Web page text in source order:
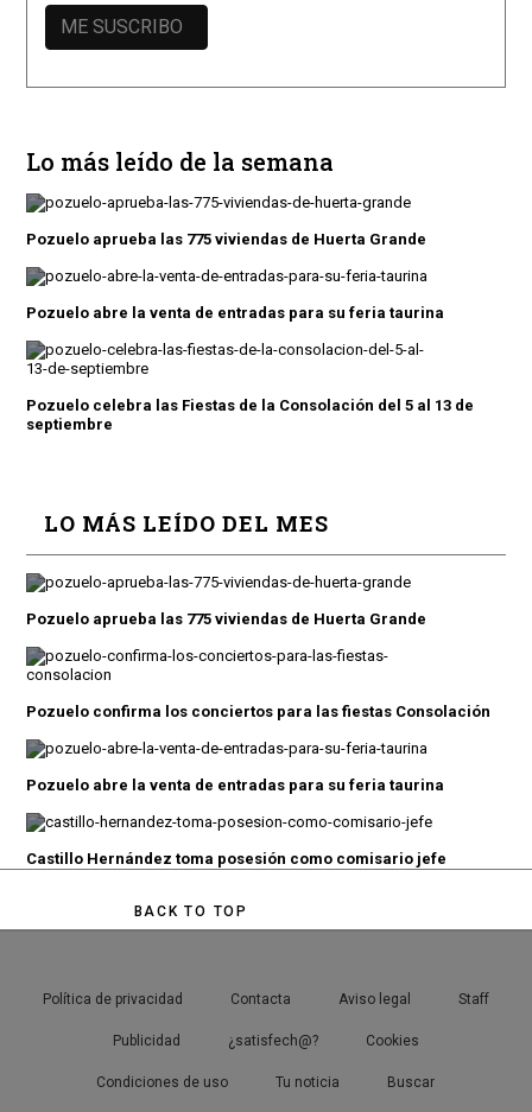
Lo más leído de la semana
Pozuelo aprueba las 775 viviendas de Huerta Grande
Pozuelo abre la venta de entradas para su feria taurina
Pozuelo celebra las Fiestas de la Consolación del 5 al 13 de
septiembre
LO MÁS LEÍDO DEL MES
Pozuelo aprueba las 775 viviendas de Huerta Grande
Pozuelo confirma los conciertos para las fiestas Consolación
Pozuelo abre la venta de entradas para su feria taurina
Castillo Hernández toma posesión como comisario jefe
BACK TO TOP
Política de privacidad Contacta Aviso legal Staff
Publicidad ¿satisfech@? Cookies
Condiciones de uso Tu noticia Buscar